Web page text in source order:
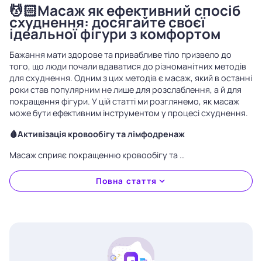
💆🏻Масаж як ефективний спосіб
схуднення: досягайте своєї
ідеальної фігури з комфортом
Бажання мати здорове та привабливе тіло призвело до
того, що люди почали вдаватися до різноманітних методів
для схуднення. Одним з цих методів є масаж, який в останні
роки став популярним не лише для розслаблення, а й для
покращення фігури. У цій статті ми розглянемо, як масаж
може бути ефективним інструментом у процесі схуднення.
🩸Активізація кровообігу та лімфодренаж
Масаж сприяє покращенню кровообігу та …
Повна стаття